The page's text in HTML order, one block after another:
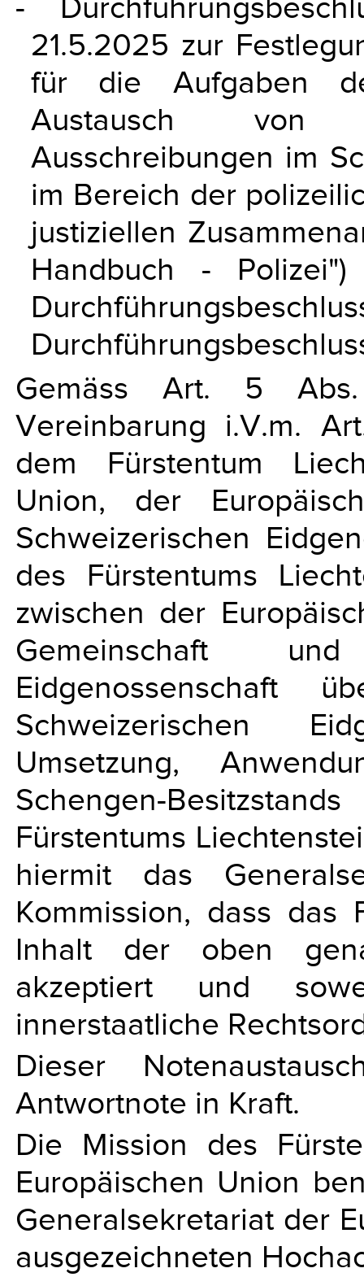
-
21.5.2025 zur
für die Aufgaben
Austausch von
Ausschreibungen im
im Bereich der
justiziellen
Handbuch -
Gemäss Art. 5
Vereinbarung i.V.m.
dem Fürstentum
Union, der
Schweizerischen
des Fürstentums
zwischen der
Gemeinschaft
Eidgenossenschaft
Schweizerischen
Umsetzung,
Schengen-
Fürstentums
hiermit das
Kommission, dass das
Inhalt der oben
akzeptiert und
innerstaatliche
Dieser
Antwortnote in Kraft.
Die Mission des
Europäischen Union
Generalsekretariat der
ausgezeichneten